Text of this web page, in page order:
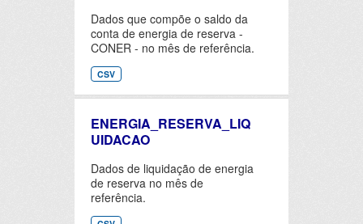
Dados que compõe o saldo da
conta de energia de reserva -
CONER - no mês de referência.
CSV
ENERGIA_RESERVA_LIQ
UIDACAO
Dados de liquidação de energia
de reserva no mês de
referência.